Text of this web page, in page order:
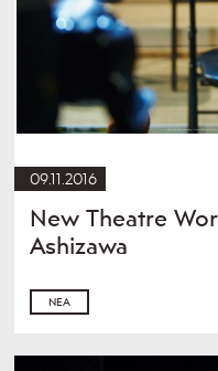
09.11.2016
New Theatre
Ashizawa
ΝΈΑ